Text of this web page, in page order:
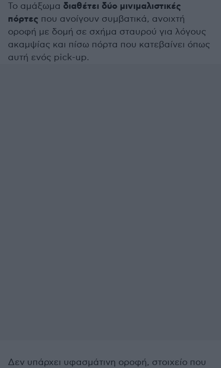
Το αμάξωμα διαθέτει δύο μινιμαλιστικές
πόρτες που ανοίγουν συμβατικά, ανοιχτή
οροφή με δομή σε σχήμα σταυρού για λόγους
ακαμψίας και πίσω πόρτα που κατεβαίνει όπως
αυτή ενός pick-up.
Δεν υπάρχει υφασμάτινη οροφή, στοιχείο που